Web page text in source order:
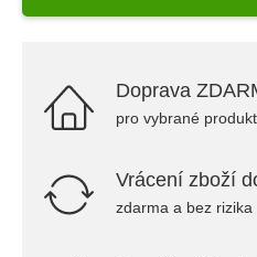
Doprava
pro vybrané
Vrácení zboží
zdarma a bez rizika